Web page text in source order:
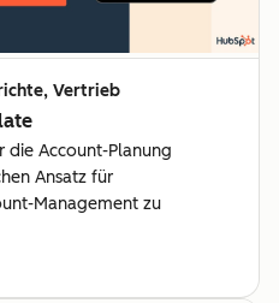
Vertrieb
die Account-Planung
Ansatz für
Management zu